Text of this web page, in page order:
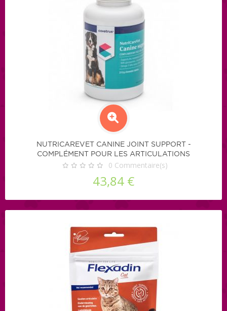
NUTRICAREVET CANINE JOINT SUPPORT -
COMPLÉMENT POUR LES ARTICULATIONS
0 Commentaire(s)
43,84 €